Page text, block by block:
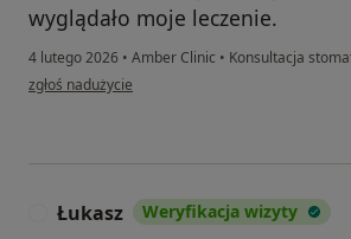
wyglądało moje leczenie.
4 lutego 2026 • Amber Clinic • Konsultacja
w opinii użytkownika Julia
zgłoś nadużycie
Łukasz Weryfikacja wizyty